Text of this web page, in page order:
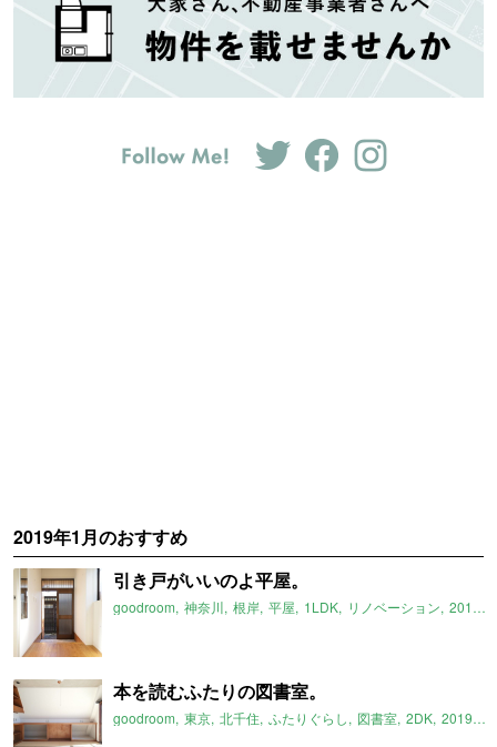
2019年1月のおすすめ
引き戸がいいのよ平屋。
goodroom 神奈川 根岸 平屋 1LDK リノベーション 2019年1月のおすすめ
本を読むふたりの図書室。
goodroom 東京 北千住 ふたりぐらし 図書室 2DK 2019年1月のおすすめ